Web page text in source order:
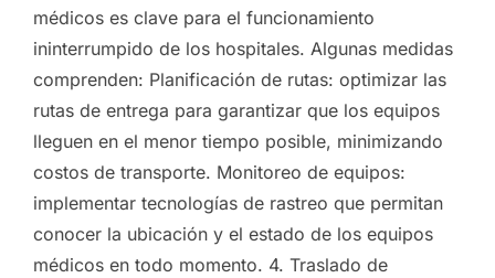
médicos es clave para el funcionamiento
ininterrumpido de los hospitales. Algunas medidas
comprenden: Planificación de rutas: optimizar las
rutas de entrega para garantizar que los equipos
lleguen en el menor tiempo posible, minimizando
costos de transporte. Monitoreo de equipos:
implementar tecnologías de rastreo que permitan
conocer la ubicación y el estado de los equipos
médicos en todo momento. 4. Traslado de